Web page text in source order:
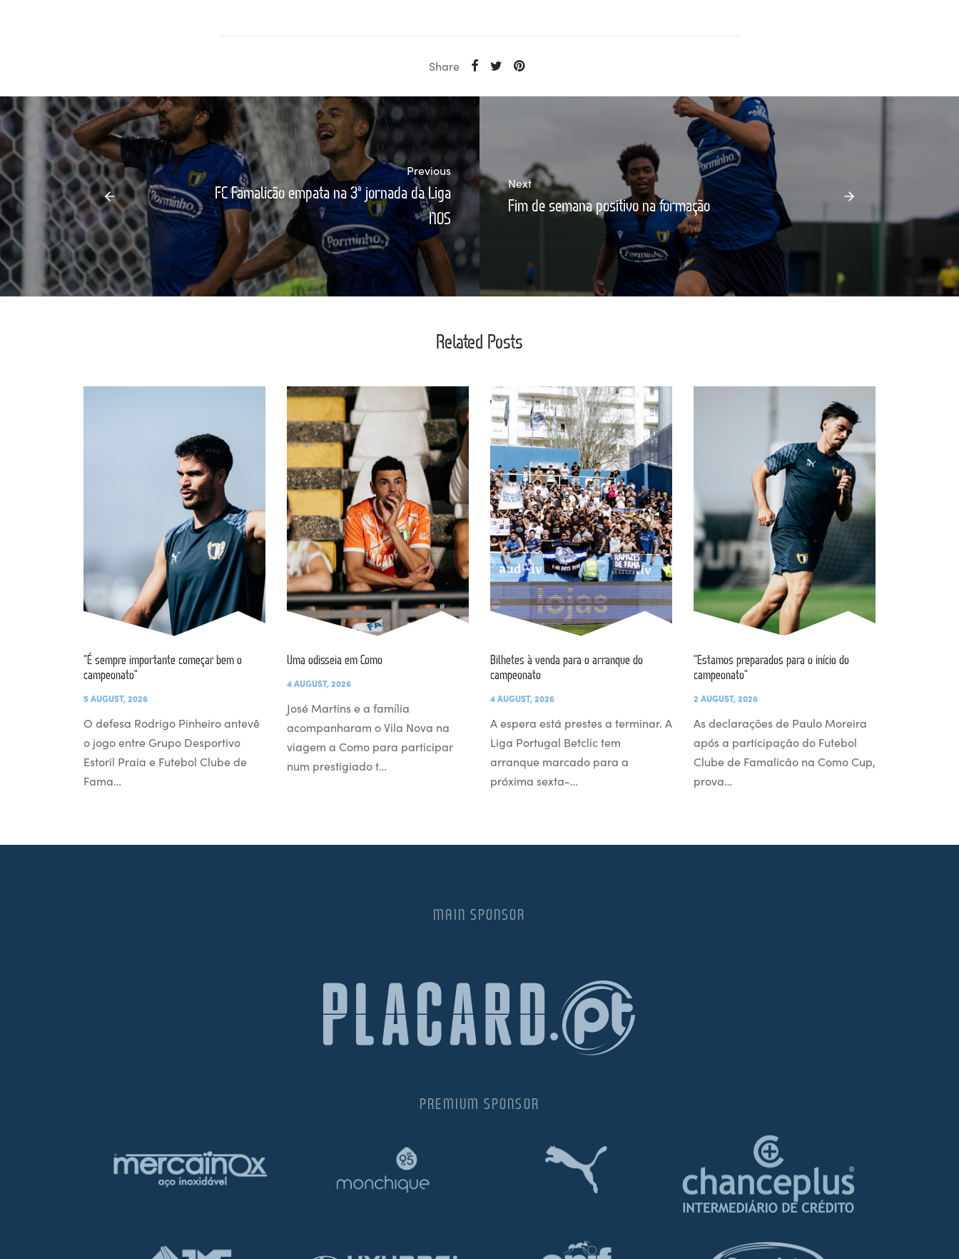
Share
Previous
FC Famalicão empata na 3ª jornada da Liga
NOS
Next
Fim de semana positivo na formação
Related Posts
“É sempre importante começar bem o
campeonato”
5 AUGUST, 2026
O defesa Rodrigo Pinheiro antevê
o jogo entre Grupo Desportivo
Estoril Praia e Futebol Clube de
Fama…
Uma odisseia em Como
4 AUGUST, 2026
José Martins e a família
acompanharam o Vila Nova na
viagem a Como para participar
num prestigiado t…
Bilhetes à venda para o arranque do
campeonato
4 AUGUST, 2026
A espera está prestes a terminar. A
Liga Portugal Betclic tem
arranque marcado para a
próxima sexta-…
“Estamos preparados para o início do
campeonato”
2 AUGUST, 2026
As declarações de Paulo Moreira
após a participação do Futebol
Clube de Famalicão na Como Cup,
prova…
MAIN SPONSOR
PREMIUM SPONSOR